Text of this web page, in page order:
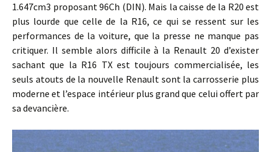
1.647cm3 proposant 96Ch (DIN). Mais la caisse de la R20 est
plus lourde que celle de la R16, ce qui se ressent sur les
performances de la voiture, que la presse ne manque pas
critiquer. Il semble alors difficile à la Renault 20 d’exister
sachant que la R16 TX est toujours commercialisée, les
seuls atouts de la nouvelle Renault sont la carrosserie plus
moderne et l’espace intérieur plus grand que celui offert par
sa devancière.